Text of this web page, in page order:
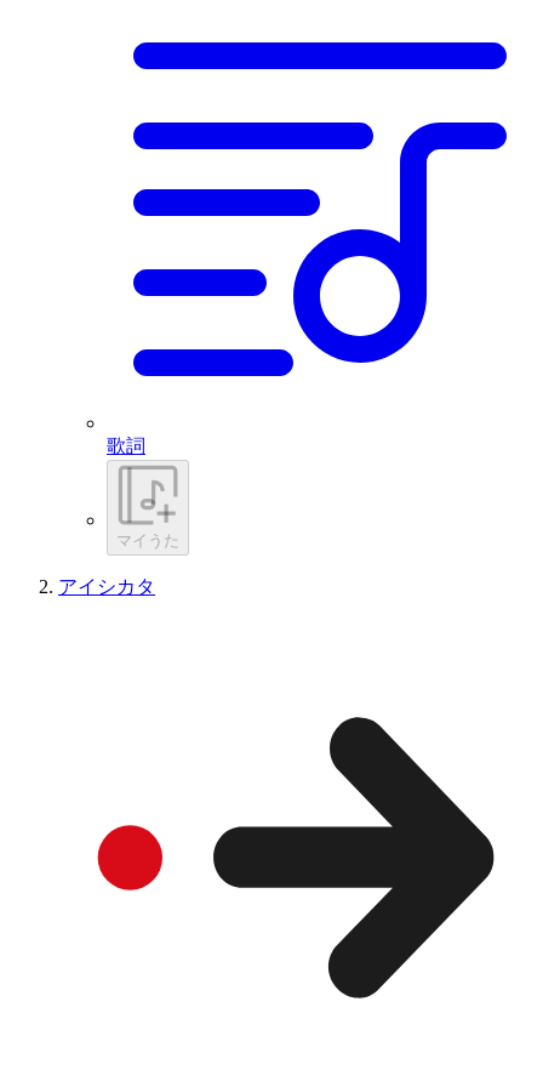
歌詞
マイうた
アイシカタ